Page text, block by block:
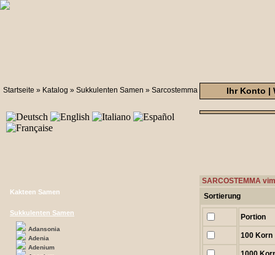
Startseite » Katalog » Sukkulenten Samen » Sarcostemma Ihr Konto |
Kakteen Samen
Sukkulenten Samen
Adansonia
Adenia
Adenium
SARCOSTEMMA
Sortierung
Portion
100 Korn